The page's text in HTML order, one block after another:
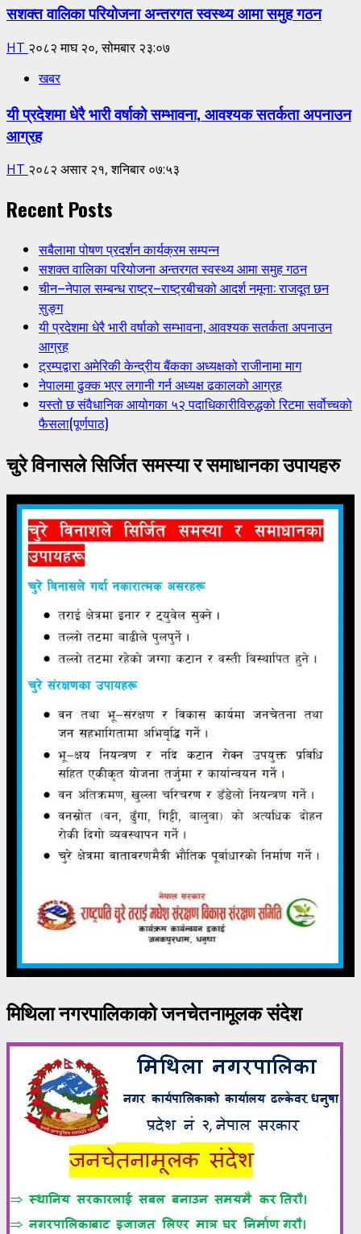
सशक्त वालिका परियोजना अन्तरगत स्वस्थ्य आमा समुह गठन
HT २०८२ माघ २०, सोमबार २३:०७
खबर
यी प्रदेशमा धेरै भारी वर्षाको सम्भावना, आवश्यक सतर्कता अपनाउन
आग्रह
HT २०८२ असार २१, शनिबार ०७:५३
Recent Posts
सबैलामा पोषण प्रदर्शन कार्यक्रम सम्पन्न
सशक्त वालिका परियोजना अन्तरगत स्वस्थ्य आमा समुह गठन
चीन–नेपाल सम्बन्ध राष्ट्र–राष्ट्रबीचको आदर्श नमूना: राजदूत छन
सुङ्ग
यी प्रदेशमा धेरै भारी वर्षाको सम्भावना, आवश्यक सतर्कता अपनाउन
आग्रह
ट्रम्पद्वारा अमेरिकी केन्द्रीय बैंकका अध्यक्षको राजीनामा माग
नेपालमा ढुक्क भएर लगानी गर्न अध्यक्ष ढकालको आग्रह
यस्तो छ संवैधानिक आयोगका ५२ पदाधिकारीविरुद्धको रिटमा सर्वोच्चको
फैसला(पूर्णपाठ)
चुरे विनासले सिर्जित समस्या र समाधानका उपायहरु
मिथिला नगरपालिकाको जनचेतनामूलक संदेश